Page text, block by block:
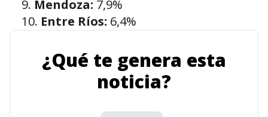
Mendoza: 7,9%
Entre Ríos: 6,4%
¿Qué te genera esta
noticia?